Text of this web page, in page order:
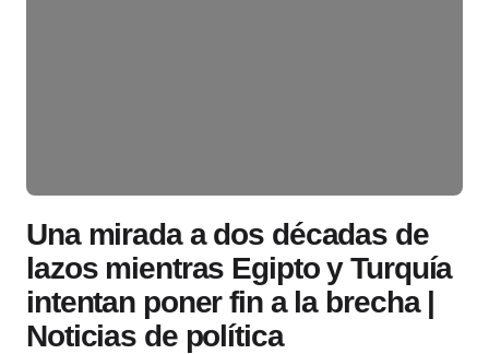
Una mirada a dos décadas de
lazos mientras Egipto y Turquía
intentan poner fin a la brecha |
Noticias de política